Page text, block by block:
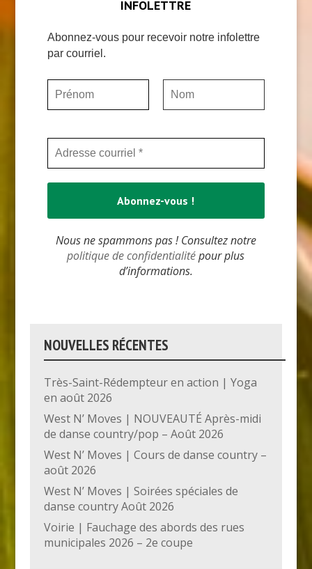
INFOLETTRE
Abonnez-vous pour recevoir notre infolettre
par courriel.
Nous ne spammons pas ! Consultez notre
politique de confidentialitépour plus
d’informations.
NOUVELLES RÉCENTES
Très-Saint-Rédempteur en action | Yoga
en août 2026
West N’ Moves | NOUVEAUTÉ Après-midi
de danse country/pop – Août 2026
West N’ Moves | Cours de danse country –
août 2026
West N’ Moves | Soirées spéciales de
danse country Août 2026
Voirie | Fauchage des abords des rues
municipales 2026 – 2e coupe